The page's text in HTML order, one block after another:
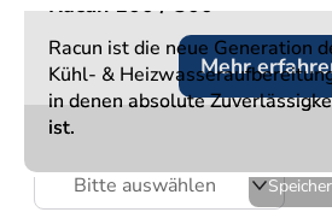
Racun ist die neue Generation
Kühl- &
in denen absolute
ist.
Mehr
Racun ist die neue Generation
Kühl- &
in denen absolute
ist.
Mehr
Racun ist die neue Generation
Kühl- &
in denen absolute
ist.
Mehr
Juni 2026
Für ein optimales Service-
Bitte auswählen